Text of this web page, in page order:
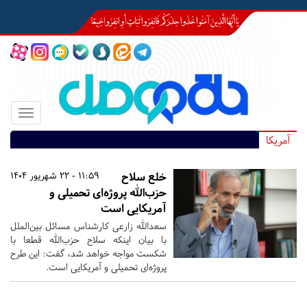
Toggle
آمریکا
11:59 - 22 شهریور 1404
خلع سلاح
حزب‌الله پروژه‌ای تحمیلی و
آمریکایی است
سعدالله زارعی کارشناس مسائل بین‌الملل
با بیان اینکه سلاح حزب‌الله قطعا با
شکست مواجه خواهد شد، گفت: این طرح
پروژه‌ای تحمیلی و آمریکایی است.